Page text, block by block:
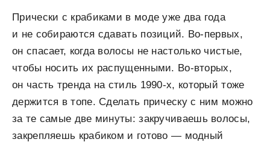
Прически с крабиками в моде уже два года
и не собираются сдавать позиций. Во-первых,
он спасает, когда волосы не настолько чистые,
чтобы носить их распущенными. Во-вторых,
он часть тренда на стиль 1990-х, который тоже
держится в топе. Сделать прическу с ним можно
за те самые две минуты: закручиваешь волосы,
закрепляешь крабиком и готово — модный